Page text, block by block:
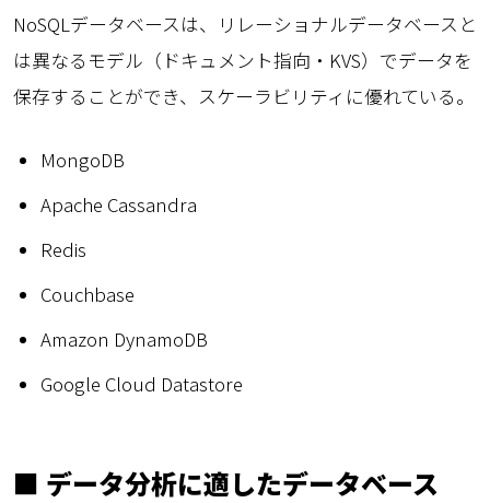
NoSQLデータベースは、リレーショナルデータベースと
は異なるモデル（ドキュメント指向・KVS）でデータを
保存することができ、スケーラビリティに優れている。
MongoDB
Apache Cassandra
Redis
Couchbase
Amazon DynamoDB
Google Cloud Datastore
■ データ分析に適したデータベース